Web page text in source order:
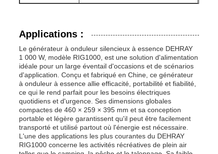
Applications :
Le générateur à onduleur silencieux à essence DEHRAY
1 000 W, modèle RIG1000, est une solution d'alimentation
idéale pour un large éventail d'occasions et de scénarios
d'application. Conçu et fabriqué en Chine, ce générateur
à onduleur à essence allie efficacité, portabilité et fiabilité,
ce qui le rend parfait pour les besoins électriques
quotidiens et d'urgence. Ses dimensions globales
compactes de 460 × 259 × 395 mm et sa conception
portable et légère garantissent qu'il peut être facilement
transporté et utilisé partout où l'énergie est nécessaire.
L'une des applications les plus courantes du DEHRAY
RIG1000 concerne les activités récréatives de plein air